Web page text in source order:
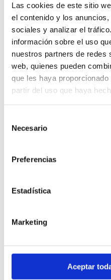
Las cookies de este sitio
el contenido y los
sociales y analizar el
información sobre el uso
nuestros partners de redes
web, quienes pueden
que les haya
partir del uso que haya
Necesario
Preferencias
Estadística
Marketing
Aceptar
espacios publicitarios
incluido en una página
plataforma desde la que
base a criterios como el
frecuencia en la que se
Cookies de publicidad
información sobre las
personales del usuario
gestión, de la forma más
incluido en una página
plataforma desde la que
Cookies sociales: son
de redes sociales en los
Las plataformas de
EMPRESA MUNICIPAL DE
capacidad de rastrear su
mensajes que ve en otros
Cookies de afiliados: